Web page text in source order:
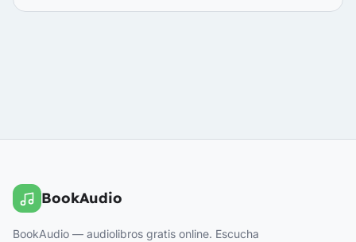
BookAudio
BookAudio — audiolibros gratis online. Escucha